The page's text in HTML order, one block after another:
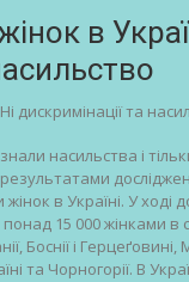
в
Ні дискримінації та
насильства і
в Україні. У ході
15 000 жінками
Боснії і Герцеґовині,
та Чорногорії. В